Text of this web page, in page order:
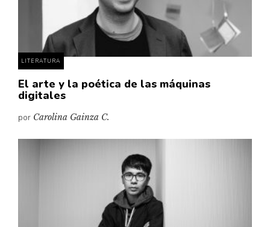
LITERATURA
El arte y la poética de las máquinas
digitales
por Carolina Gainza C.